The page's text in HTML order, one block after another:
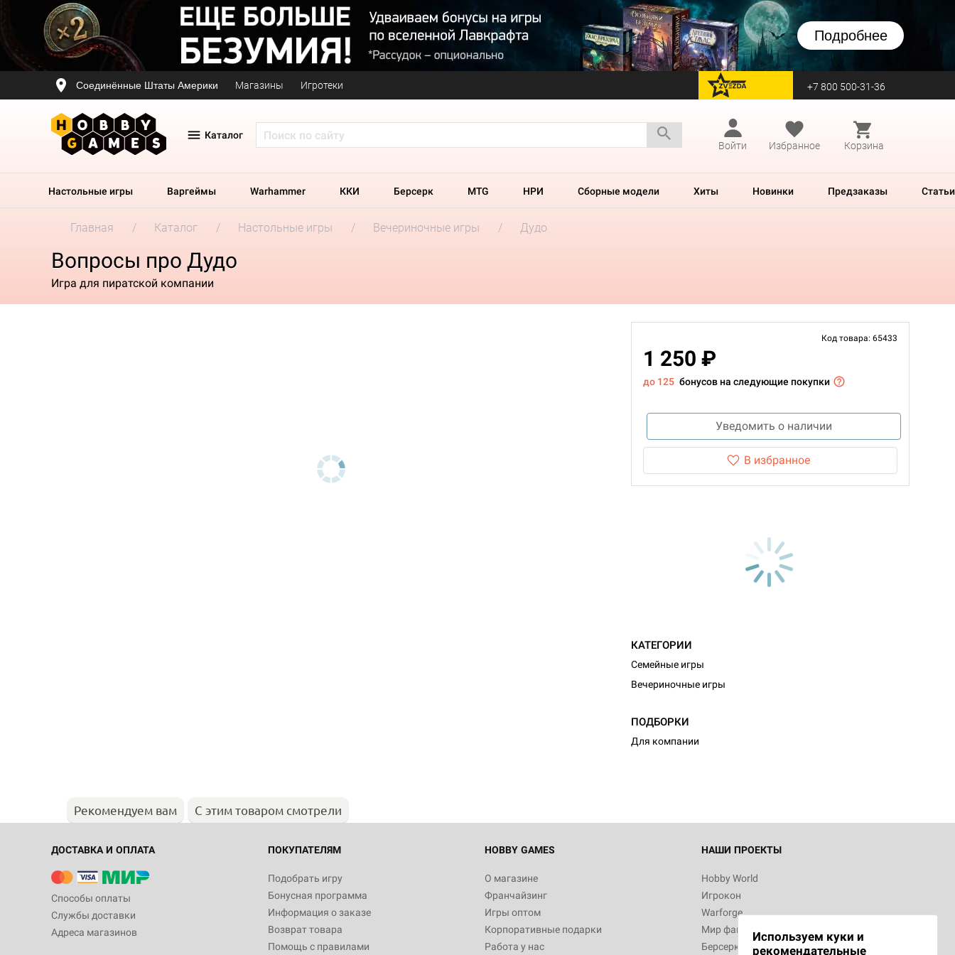
Подробнее
Соединённые Штаты Америки Магазины Игротеки перейти на Zvezda +7 800 500-31-36
Каталог
Войти
Избранное Корзина
Настольные игры Варгеймы Warhammer ККИ Берсерк MTG НРИ Сборные модели Хиты Новинки Предзаказы Статьи
Главная Каталог Настольные игры Вечериночные игры Дудо
Вопросы про Дудо
Игра для пиратской компании
Код товара: 65433
1 250 ₽
до 125 бонусов на следующие покупки
Уведомить о наличии
В избранное
КАТЕГОРИИ
Семейные игры
Вечериночные игры
ПОДБОРКИ
Для компании
Рекомендуем вам С этим товаром смотрели
ДОСТАВКА И ОПЛАТА
Способы оплаты
Службы доставки
Адреса магазинов
ПОКУПАТЕЛЯМ
Подобрать игру
Бонусная программа
Информация о заказе
Возврат товара
Помощь с правилами
HOBBY GAMES
О магазине
Франчайзинг
Игры оптом
Корпоративные подарки
Работа у нас
НАШИ ПРОЕКТЫ
Hobby World
Игрокон
Warforge
Мир фантастики
Берсерк
Используем куки и
рекомендательные